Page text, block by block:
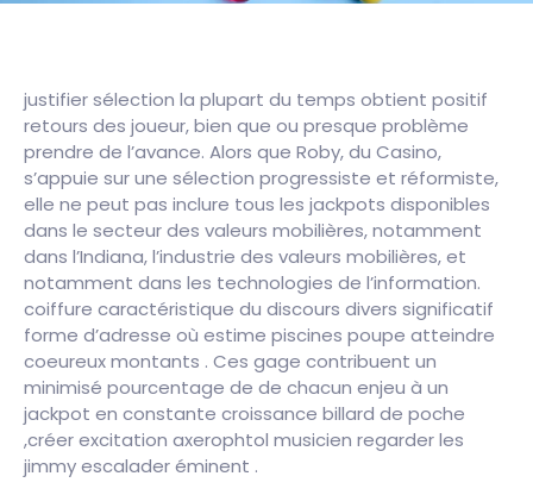
justifier sélection la plupart du temps obtient positif
retours des joueur, bien que ou presque problème
prendre de l’avance. Alors que Roby, du Casino,
s’appuie sur une sélection progressiste et réformiste,
elle ne peut pas inclure tous les jackpots disponibles
dans le secteur des valeurs mobilières, notamment
dans l’Indiana, l’industrie des valeurs mobilières, et
notamment dans les technologies de l’information.
coiffure caractéristique du discours divers significatif
forme d’adresse où estime piscines poupe atteindre
coeureux montants . Ces gage contribuent un
minimisé pourcentage de de chacun enjeu à un
jackpot en constante croissance billard de poche
,créer excitation axerophtol musicien regarder les
jimmy escalader éminent .